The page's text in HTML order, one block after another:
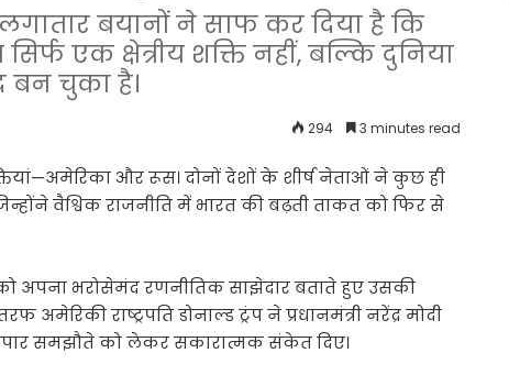
बयानों ने साफ कर दिया है कि
एक क्षेत्रीय शक्ति नहीं, बल्कि दुनिया
बन चुका है।
294 3 minutes read
और रूस। दोनों देशों के शीर्ष नेताओं ने कुछ ही
वैश्विक राजनीति में भारत की बढ़ती ताकत को फिर से
अपना भरोसेमंद रणनीतिक साझेदार बताते हुए उसकी
राष्ट्रपति डोनाल्ड ट्रंप ने प्रधानमंत्री नरेंद्र मोदी
समझौते को लेकर सकारात्मक संकेत दिए।